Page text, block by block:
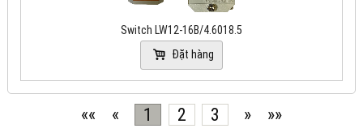
Switch LW12-16B/4.6018.5
Đặt hàng
«« « 1 2 3 » »»